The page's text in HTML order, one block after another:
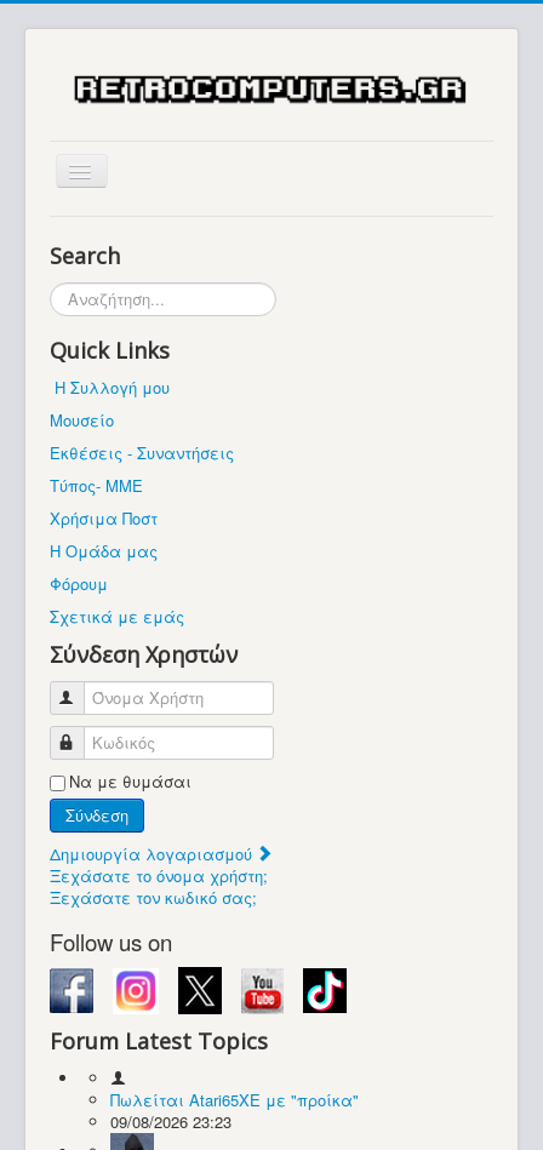
Μουσείο
Βρίσκεστε εδώ:
Συλλογές / Projects
Search
Αναζήτηση...
Quick Links
Η Συλλογή μου
Μουσείο
Εκθέσεις - Συναντήσεις
Τύπος- ΜΜΕ
Χρήσιμα Ποστ
Η Ομάδα μας
Φόρουμ
Σχετικά με εμάς
Σύνδεση Χρηστών
Όνομα Χρήστη
Κωδικός
Να με θυμάσαι
Σύνδεση
Δημιουργία λογαριασμού
Ξεχάσατε το όνομα χρήστη;
Ξεχάσατε τον κωδικό σας;
Follow us on
Forum Latest Topics
Πωλείται Atari65XE με "προίκα"
09/08/2026 23:23